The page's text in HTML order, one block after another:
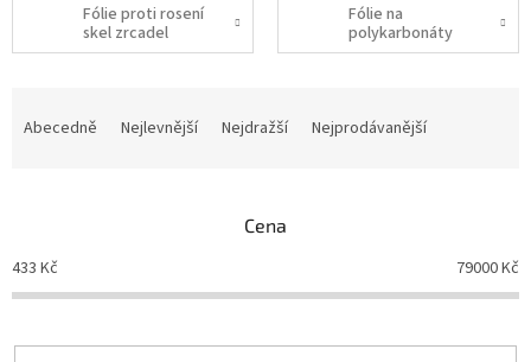
Fólie proti rosení
skel zrcadel
Fólie na
polykarbonáty
p
r
o
Abecedně Nejlevnější Nejdražší Nejprodávanější
Cena
433 Kč 79000Kč